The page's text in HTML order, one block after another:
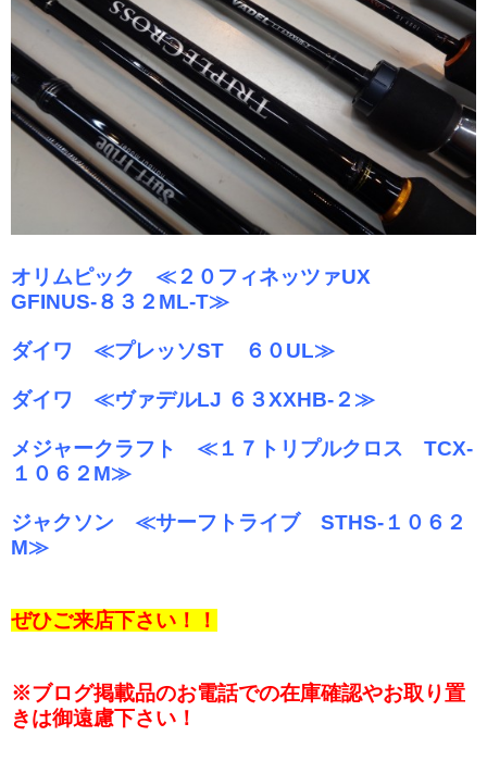
オリムピック ≪２０フィネッツァUX
GFINUS-８３２ML-T≫
ダイワ ≪プレッソST ６０UL≫
ダイワ ≪ヴァデルLJ ６３XXHB-２≫
メジャークラフト ≪１７トリプルクロス TCX-
１０６２M≫
ジャクソン ≪サーフトライブ STHS-１０６２
M≫
ぜひご来店下さい！！
※ブログ掲載品のお電話での在庫確認やお取り置
きは御遠慮下さい！